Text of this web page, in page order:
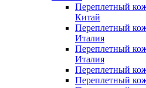
Переплетный
Китай
Переплетный
Италия
Переплетный
Италия
Переплетный
Переплетный